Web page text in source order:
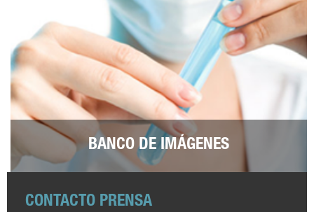
BANCO DE IMÁGENES
CONTACTO PRENSA